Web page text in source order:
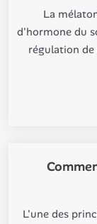
La
d'hormone du
régulation
L'une des